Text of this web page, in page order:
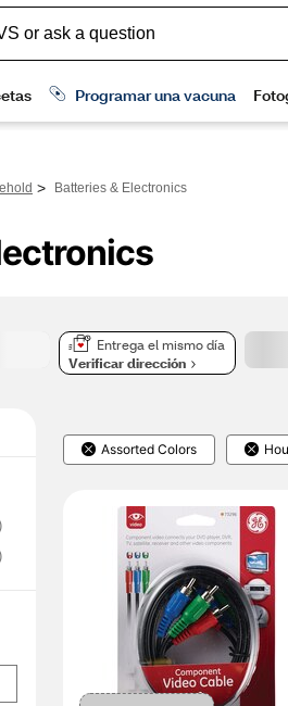
> Batteries & Electronics
Entrega el mismo día
Verificar dirección
Assorted Colors